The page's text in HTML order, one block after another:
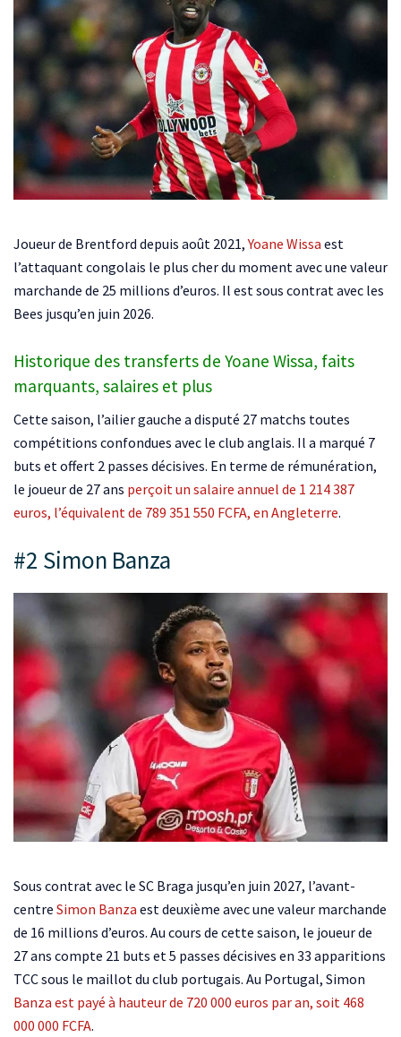
Joueur de Brentford depuis août 2021,Yoane Wissa est
l’attaquant congolais le plus cher du moment avec une valeur
marchande de 25 millions d’euros. Il est sous contrat avec les
Bees jusqu’en juin 2026.
Historique des transferts de Yoane Wissa, faits
marquants, salaires et plus
Cette saison, l’ailier gauche a disputé 27 matchs toutes
compétitions confondues avec le club anglais. Il a marqué 7
buts et offert 2 passes décisives. En terme de rémunération,
le joueur de 27 ans perçoit un salaire annuel de 1 214 387
euros, l’équivalent de 789 351 550 FCFA, en Angleterre.
#2 Simon Banza
Sous contrat avec le SC Braga jusqu’en juin 2027, l’avant-
centre Simon Banza est deuxième avec une valeur marchande
de 16 millions d’euros. Au cours de cette saison, le joueur de
27 ans compte 21 buts et 5 passes décisives en 33 apparitions
TCC sous le maillot du club portugais. Au Portugal, Simon
Banza est payé à hauteur de 720 000 euros par an, soit 468
000 000 FCFA.